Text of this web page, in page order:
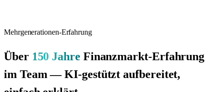
Mehrgenerationen-Erfahrung
Über 150 Jahre Finanzmarkt-Erfahrung
im Team — KI-gestützt aufbereitet,